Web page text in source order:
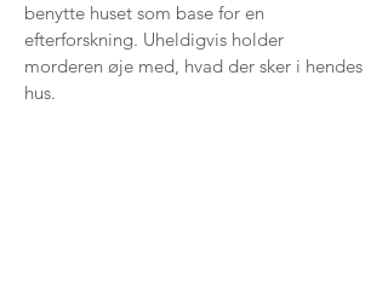
benytte huset som base for en
efterforskning. Uheldigvis holder
morderen øje med, hvad der sker i hendes
hus.